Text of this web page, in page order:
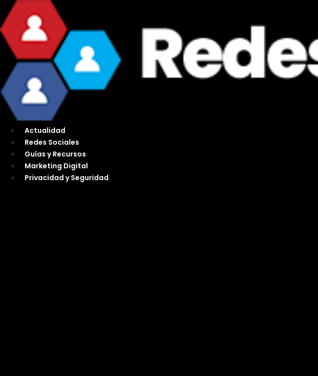
al
contenido
Actualidad
Redes Sociales
Guías y Recursos
Marketing Digital
Privacidad y Seguridad